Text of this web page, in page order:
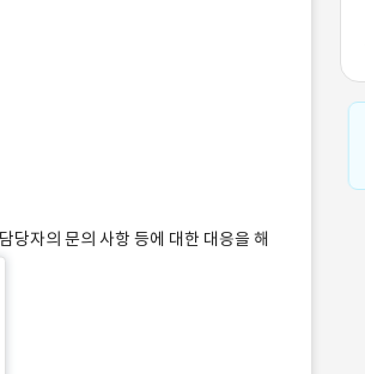
당자의 문의 사항 등에 대한 대응을 해